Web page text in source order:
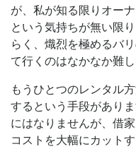
が、私が知る限りオー
という気持ちが無い限
らく、熾烈を極めるバ
て行くのはなかなか難
もうひとつのレンタル
するという手段があり
にはなりませんが、借
コストを大幅にカット